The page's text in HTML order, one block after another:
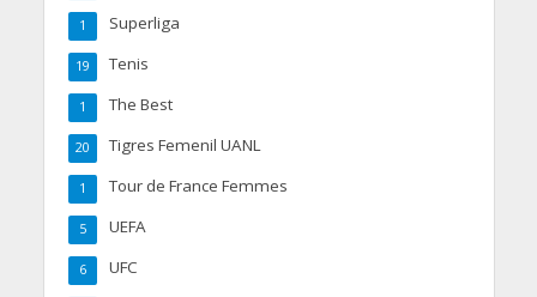
Superliga
1
Tenis
19
The Best
1
Tigres Femenil UANL
20
Tour de France Femmes
1
UEFA
5
UFC
6